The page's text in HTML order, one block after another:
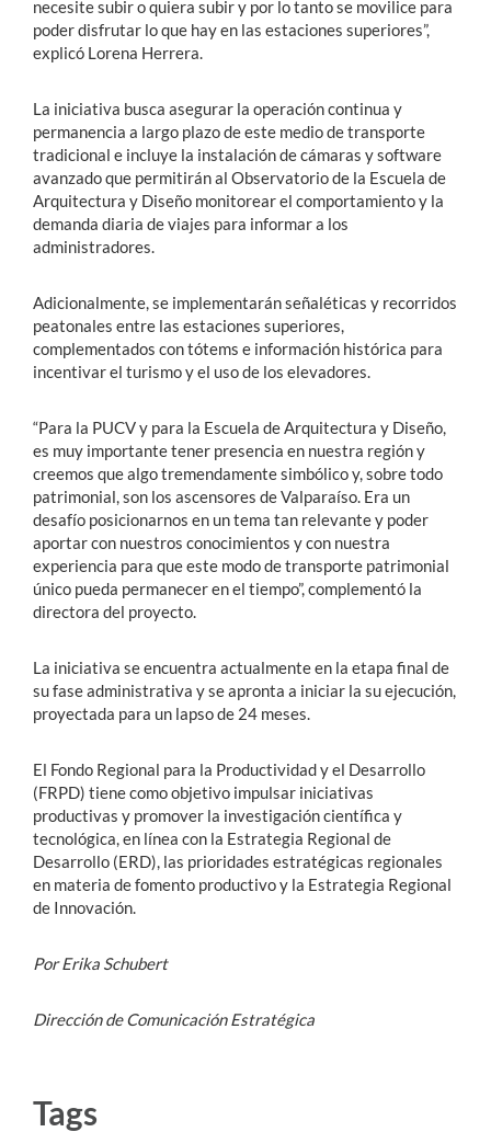
necesite subir o quiera subir y por lo tanto se movilice para
poder disfrutar lo que hay en las estaciones superiores”,
explicó Lorena Herrera.
La iniciativa busca asegurar la operación continua y
permanencia a largo plazo de este medio de transporte
tradicional e incluye la instalación de cámaras y software
avanzado que permitirán al Observatorio de la Escuela de
Arquitectura y Diseño monitorear el comportamiento y la
demanda diaria de viajes para informar a los
administradores.
Adicionalmente, se implementarán señaléticas y recorridos
peatonales entre las estaciones superiores,
complementados con tótems e información histórica para
incentivar el turismo y el uso de los elevadores.
“Para la PUCV y para la Escuela de Arquitectura y Diseño,
es muy importante tener presencia en nuestra regióny
creemos que algo tremendamente simbólico y, sobre todo
patrimonial, son los ascensores de Valparaíso . Era un
desafío posicionarnos en un tema tan relevante y poder
aportar con nuestros conocimientos y con nuestra
experiencia para que este modo de transporte patrimonial
único pueda permanecer en el tiempo”, complementó la
directora del proyecto.
La iniciativa se encuentra actualmente en la etapa final de
su fase administrativa y se apronta a iniciar la su ejecución,
proyectada para un lapso de 24 meses.
El Fondo Regional para la Productividad y el Desarrollo
(FRPD) tiene como objetivo impulsar iniciativas
productivas y promover la investigación científica y
tecnológica, en línea con la Estrategia Regional de
Desarrollo (ERD), las prioridades estratégicas regionales
en materia de fomento productivo y la Estrategia Regional
de Innovación.
Por Erika Schubert
Dirección de Comunicación Estratégica
Tags